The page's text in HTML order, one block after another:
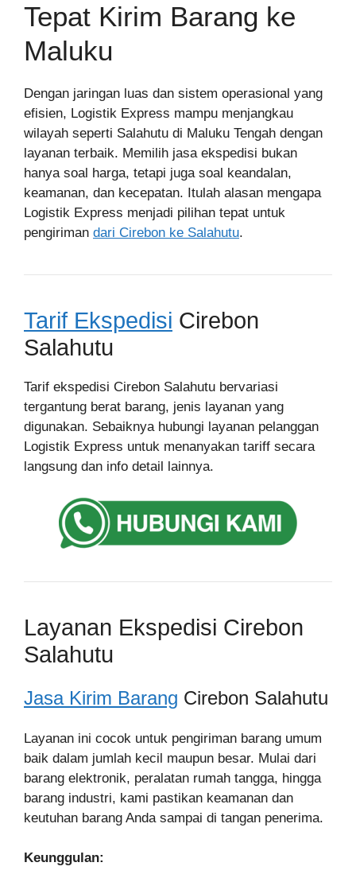
Tepat Kirim Barang ke
Maluku
Dengan jaringan luas dan sistem operasional yang
efisien, Logistik Express mampu menjangkau
wilayah seperti Salahutu di Maluku Tengah dengan
layanan terbaik. Memilih jasa ekspedisi bukan
hanya soal harga, tetapi juga soal keandalan,
keamanan, dan kecepatan. Itulah alasan mengapa
Logistik Express menjadi pilihan tepat untuk
pengiriman dari Cirebon ke Salahutu.
Tarif Ekspedisi Cirebon
Salahutu
Tarif ekspedisi Cirebon Salahutu bervariasi
tergantung berat barang, jenis layanan yang
digunakan. Sebaiknya hubungi layanan pelanggan
Logistik Express untuk menanyakan tariff secara
langsung dan info detail lainnya.
Layanan Ekspedisi Cirebon
Salahutu
Jasa Kirim Barang Cirebon Salahutu
Layanan ini cocok untuk pengiriman barang umum
baik dalam jumlah kecil maupun besar. Mulai dari
barang elektronik, peralatan rumah tangga, hingga
barang industri, kami pastikan keamanan dan
keutuhan barang Anda sampai di tangan penerima.
Keunggulan: